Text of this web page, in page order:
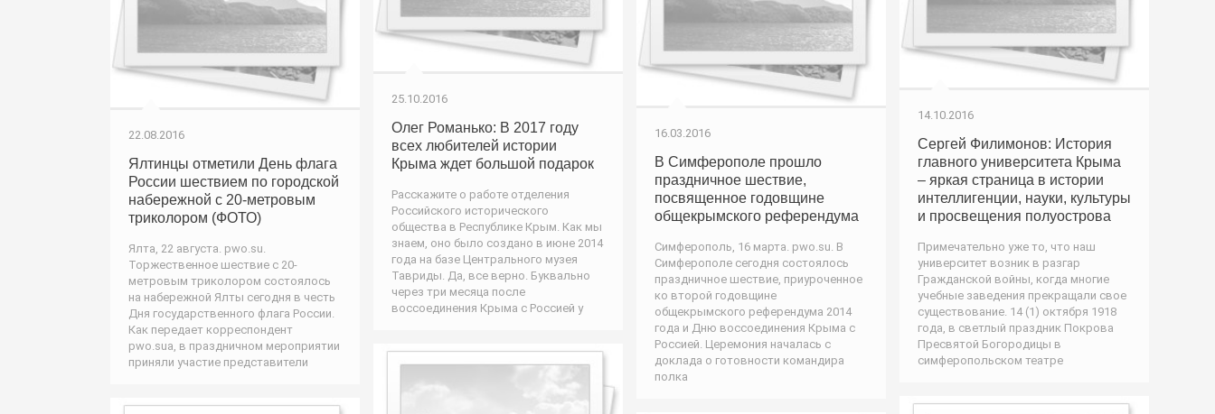
25.10.2016
Олег Романько: В 2017 году
всех любителей истории
Крыма ждет большой подарок
Расскажите о работе отделения
Российского исторического
общества в Республике Крым. Как мы
знаем, оно было создано в июне 2014
года на базе Центрального музея
Тавриды. Да, все верно. Буквально
через три месяца после
воссоединения Крыма с Россией у
14.10.2016
Сергей Филимонов: История
главного университета Крыма
– яркая страница в истории
интеллигенции, науки, культуры
и просвещения полуострова
Примечательно уже то, что наш
университет возник в разгар
Гражданской войны, когда многие
учебные заведения прекращали свое
существование. 14 (1) октября 1918
года, в светлый праздник Покрова
Пресвятой Богородицы в
симферопольском театре
16.03.2016
В Симферополе прошло
праздничное шествие,
посвященное годовщине
общекрымского референдума
Симферополь, 16 марта. pwo.su. В
Симферополе сегодня состоялось
праздничное шествие, приуроченное
ко второй годовщине
общекрымского референдума 2014
года и Дню воссоединения Крыма с
Россией. Церемония началась с
доклада о готовности командира
полка
22.08.2016
Ялтинцы отметили День флага
России шествием по городской
набережной с 20-метровым
триколором (ФОТО)
Ялта, 22 августа. pwo.su.
Торжественное шествие с 20-
метровым триколором состоялось
на набережной Ялты сегодня в честь
Дня государственного флага России.
Как передает корреспондент
pwo.suа, в праздничном мероприятии
приняли участие представители